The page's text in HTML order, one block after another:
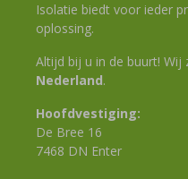
Isolatie biedt voor ieder
oplossing.
Altijd bij u in de buurt! Wij
Nederland.
Hoofdvestiging:
De Bree 16
7468 DN Enter